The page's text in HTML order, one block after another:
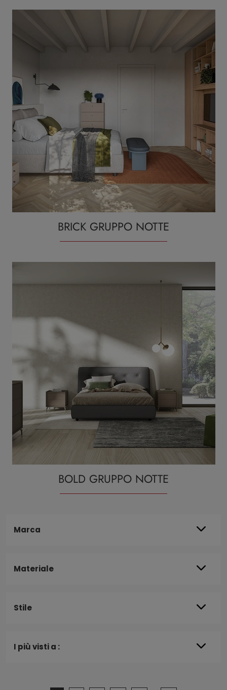
Marca
Materiale
Stile
I più visti a :
BRICK GRUPPO NOTTE
BOLD GRUPPO NOTTE